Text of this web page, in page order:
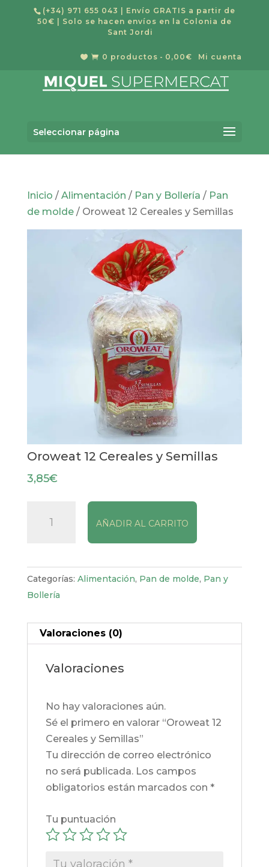
(+34) 971 655 043
| Envío GRATIS a partir de
50€ | Solo se hacen envíos en la Colonia de
Sant Jordi
Mi cuenta
  0 productos 0,00€
Seleccionar página
de
productos
Inicio / Alimentación / Pan y Bollería / Pan
de molde/ Oroweat 12 Cereales y Semillas
Oroweat 12 Cereales y Semillas
3,85€
Semillas
cantidad
AÑADIR AL CARRITO
Categorías: Alimentación, Pan de molde, Pan y
Bollería
Valoraciones (0)
Valoraciones
No hay valoraciones aún.
Sé el primero en valorar “Oroweat 12
Cereales y Semillas”
Tu dirección de correo electrónico
no será publicada. Los campos
obligatorios están marcados con *
Tu puntuación